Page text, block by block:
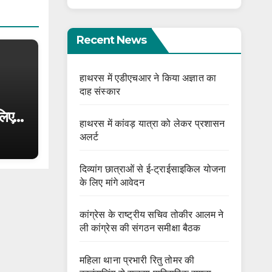
Recent News
हाथरस में एडीएचआर ने किया अज्ञात का
दाह संस्कार
हाथरस में कांवड़ यात्रा को लेकर प्रशासन
अलर्ट
दिव्यांग छात्राओं से ई-ट्राईसाइकिल योजना
के लिए मांगे आवेदन
कांग्रेस के राष्ट्रीय सचिव तोकीर आलम ने
ली कांग्रेस की संगठन समीक्षा बैठक
महिला थाना प्रभारी रितु तोमर की